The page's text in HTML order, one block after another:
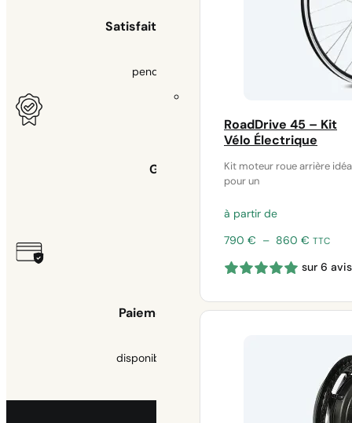
RoadDrive 45 – Kit
Vélo Électrique
Kit moteur roue arrière
pour un
à partir de
790 € – 860 € Plage
prix :
à
TTC
sur 6 avis
Satisfait ou remboursé
pendant 30 jours
Garantie
Paiement sécurisé
disponible 3x sans frais